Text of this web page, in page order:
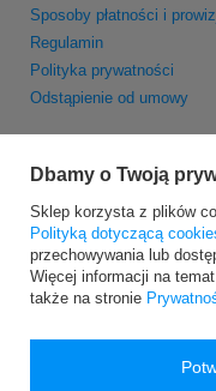
Sposoby płatności i
Regulamin
Polityka prywatności
Odstąpienie od umowy
Zarejestruj się
Moje zamówienia
Koszyk
Obserwowane
Newsletter
Dbamy o Twoją
Sklep korzysta z plików
Polityką dotyczącą
przechowywania lub
Więcej informacji na
także na stronie